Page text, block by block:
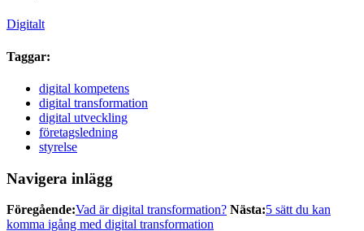
Digitalt
Taggar:
digital kompetens
digital transformation
digital utveckling
företagsledning
styrelse
Navigera inlägg
Föregående:Vad är digital transformation? Nästa:5 sätt du kan
komma igång med digital transformation